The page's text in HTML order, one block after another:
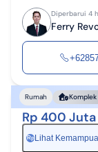
Diperbarui 4
Ferry
Rumah
Rp 400 Juta
Rp Lihat